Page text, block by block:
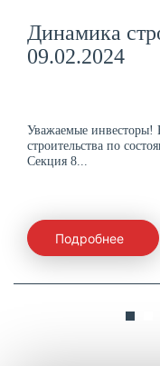
Динамика
09.02.2024
Уважаемые
строительства по
Секция 8...
Подробнее